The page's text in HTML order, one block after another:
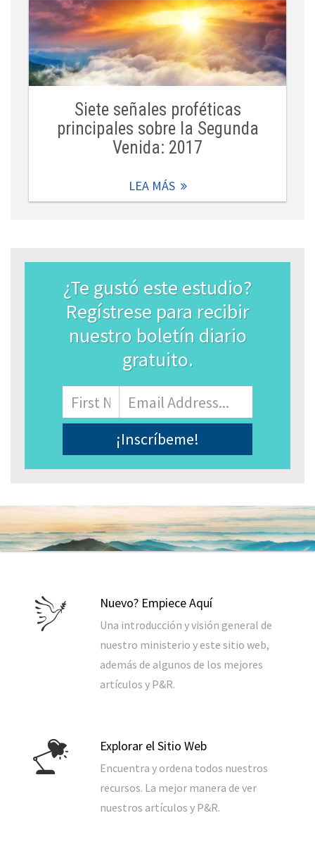
Siete señales proféticas
principales sobre la Segunda
Venida: 2017
LEA MÁS
¿Te gustó este estudio?
Regístrese para recibir
nuestro boletín diario
gratuito.
Name
Nombre
Correo
Electrónico
Nuevo? Empiece Aquí
Una introducción y visión general de
nuestro ministerio y este sitio web,
además de algunos de los mejores
artículos y P&R.
Explorar el Sitio Web
Encuentra y ordena todos nuestros
recursos. La mejor manera de ver
nuestros artículos y P&R.